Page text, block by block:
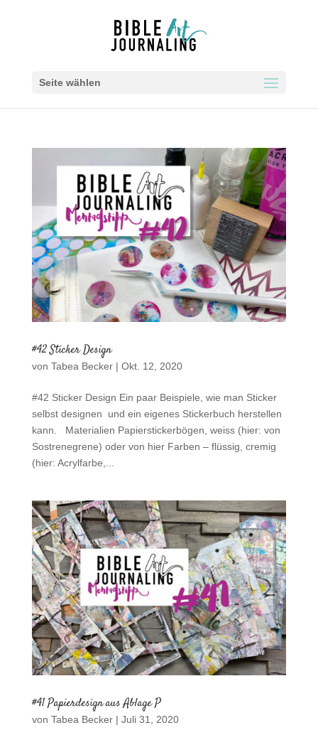
Seite wählen
#42 Sticker Design
von Tabea Becker| Okt. 12, 2020
#42 Sticker Design Ein paar Beispiele, wie man Sticker
selbst designen und ein eigenes Stickerbuch herstellen
kann. Materialien Papierstickerbögen, weiss (hier: von
Sostrenegrene) oder von hier Farben – flüssig, cremig
(hier: Acrylfarbe,...
#41 Papierdesign aus Ablage P
von Tabea Becker| Juli 31, 2020